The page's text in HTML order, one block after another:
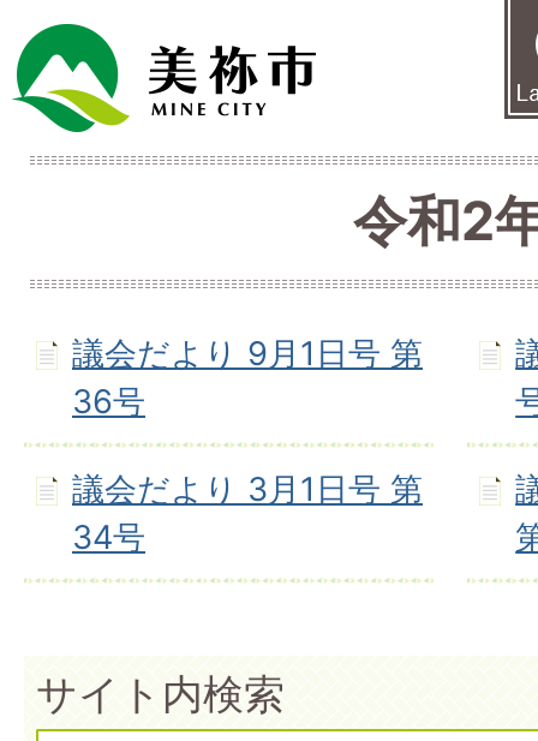
令和2
議会だより 9月1日号 第
36号
議会だより 3月1日号 第
34号
サイト内検索